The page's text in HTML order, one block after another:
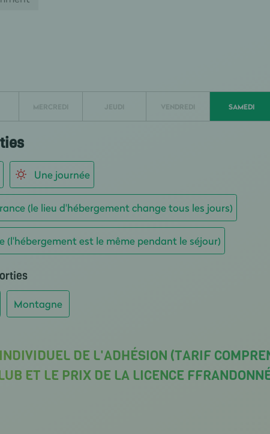
MERCREDI JEUDI VENDREDI SAMEDI
Une journée
(le lieu d'hébergement change tous les jours)
(l'hébergement est le même pendant le séjour)
Montagne
DE L'ADHÉSION (TARIF
ET LE PRIX DE LA LICENCE